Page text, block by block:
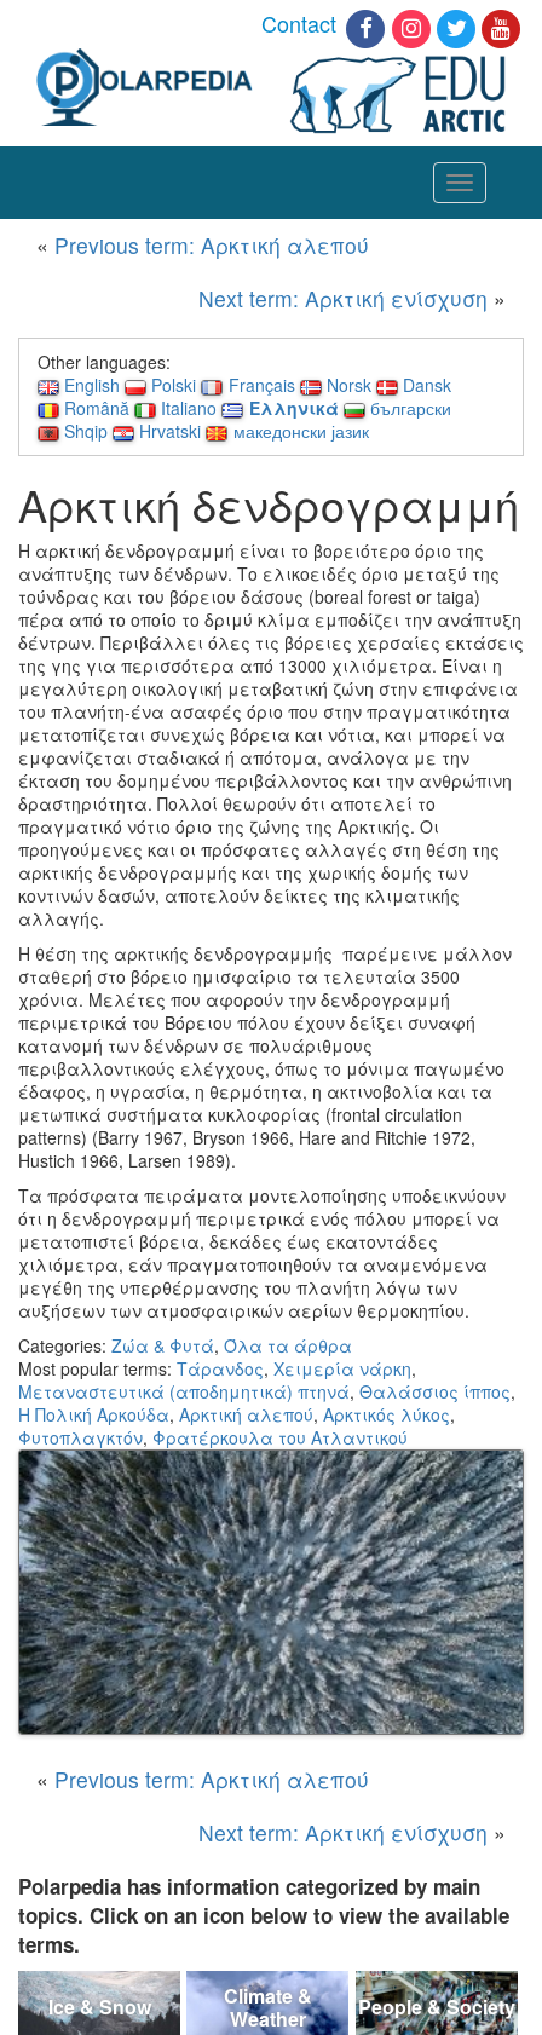
Contact
Toggle
navigation
« Previous term: Αρκτική αλεπού
Next term: Αρκτική ενίσχυση »
Other languages:
English
Polski Français Norsk
Dansk
Română
Italiano Ελληνικά
български
Shqip
Hrvatski македонски јазик
Αρκτική δενδρογραμμή
Η αρκτική δενδρογραμμή είναι το βορειότερο όριο της
ανάπτυξης των δένδρων. Το ελικοειδές όριο μεταξύ της
τούνδρας και του βόρειου δάσους (boreal forest or taiga)
πέρα από το οποίο το δριμύ κλίμα εμποδίζει την ανάπτυξη
δέντρων. Περιβάλλει όλες τις βόρειες χερσαίες εκτάσεις
της γης για περισσότερα από 13000 χιλιόμετρα. Είναι η
μεγαλύτερη οικολογική μεταβατική ζώνη στην επιφάνεια
του πλανήτη-ένα ασαφές όριο που στην πραγματικότητα
μετατοπίζεται συνεχώς βόρεια και νότια, και μπορεί να
εμφανίζεται σταδιακά ή απότομα, ανάλογα με την
έκταση του δομημένου περιβάλλοντος και την ανθρώπινη
δραστηριότητα. Πολλοί θεωρούν ότι αποτελεί το
πραγματικό νότιο όριο της ζώνης της Αρκτικής. Οι
προηγούμενες και οι πρόσφατες αλλαγές στη θέση της
αρκτικής δενδρογραμμής και της χωρικής δομής των
κοντινών δασών, αποτελούν δείκτες της κλιματικής
αλλαγής.
Η θέση της αρκτικής δενδρογραμμής παρέμεινε μάλλον
σταθερή στο βόρειο ημισφαίριο τα τελευταία 3500
χρόνια. Μελέτες που αφορούν την δενδρογραμμή
περιμετρικά του Βόρειου πόλου έχουν δείξει συναφή
κατανομή των δένδρων σε πολυάριθμους
περιβαλλοντικούς ελέγχους, όπως το μόνιμα παγωμένο
έδαφος, η υγρασία, η θερμότητα, η ακτινοβολία και τα
μετωπικά συστήματα κυκλοφορίας (frontal circulation
patterns) (Barry 1967, Bryson 1966, Hare and Ritchie 1972,
Hustich 1966, Larsen 1989).
Τα πρόσφατα πειράματα μοντελοποίησης υποδεικνύουν
ότι η δενδρογραμμή περιμετρικά ενός πόλου μπορεί να
μετατοπιστεί βόρεια, δεκάδες έως εκατοντάδες
χιλιόμετρα, εάν πραγματοποιηθούν τα αναμενόμενα
μεγέθη της υπερθέρμανσης του πλανήτη λόγω των
αυξήσεων των ατμοσφαιρικών αερίων θερμοκηπίου.
Categories: Ζώα & Φυτά, Όλα τα άρθρα
Most popular terms: Τάρανδος, Χειμερία νάρκη,
Μεταναστευτικά (αποδημητικά) πτηνά, Θαλάσσιος ίππος,
H Πολική Αρκούδα, Αρκτική αλεπού, Αρκτικός λύκος,
Φυτοπλαγκτόν, Φρατέρκουλα του Ατλαντικού
« Previous term: Αρκτική αλεπού
Next term: Αρκτική ενίσχυση »
Polarpedia has information categorized by main
topics. Click on an icon below to view the available
terms.
Ice & Snow
Climate &
Weather
People & Society